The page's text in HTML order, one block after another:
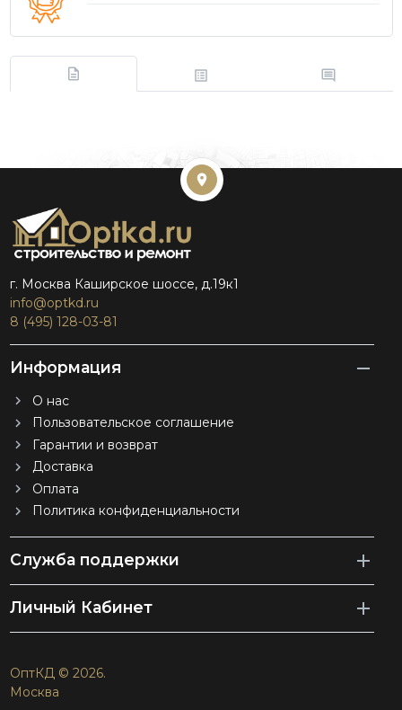
г. Москва Каширское шоссе, д.19к1
info@optkd.ru
8 (495) 128-03-81
Информация
О нас
Пользовательское соглашение
Гарантии и возврат
Доставка
Оплата
Политика конфиденциальности
Служба поддержки
Личный Кабинет
ОптКД © 2026.
Москва